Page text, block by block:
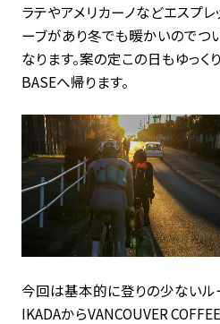
ラテやアメリカーノなどエスプ
ーブがあり冬でも暖かいのでつ
なります。案の定この日もゆっく
BASEへ帰ります。
今回は基本的に登りの少ないル
IKADAからVANCOUVER